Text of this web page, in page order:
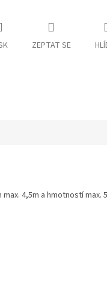
ZEPTAT SE
4,5m a hmotností max.